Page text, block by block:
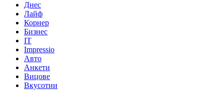
Днес
Лайф
Корнер
Бизнес
IT
Impressio
Авто
Анкети
Вицове
Вкусотии